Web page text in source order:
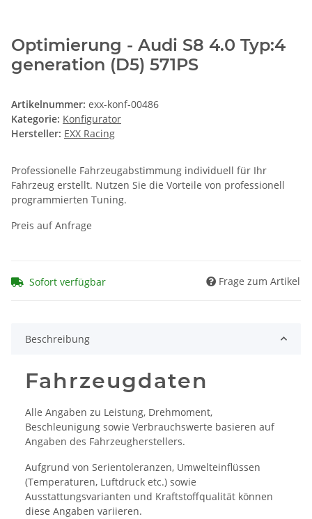
Optimierung - Audi S8 4.0 Typ:4
generation (D5) 571PS
Artikelnummer: exx-konf-00486
Kategorie: Konfigurator
Hersteller: EXX Racing
Professionelle Fahrzeugabstimmung individuell für Ihr
Fahrzeug erstellt. Nutzen Sie die Vorteile von professionell
programmierten Tuning.
Preis auf Anfrage
Sofort verfügbar Frage zum Artikel
Beschreibung
Fahrzeugdaten
Alle Angaben zu Leistung, Drehmoment,
Beschleunigung sowie Verbrauchswerte basieren auf
Angaben des Fahrzeugherstellers.
Aufgrund von Serientoleranzen, Umwelteinflüssen
(Temperaturen, Luftdruck etc.) sowie
Ausstattungsvarianten und Kraftstoffqualität können
diese Angaben variieren.